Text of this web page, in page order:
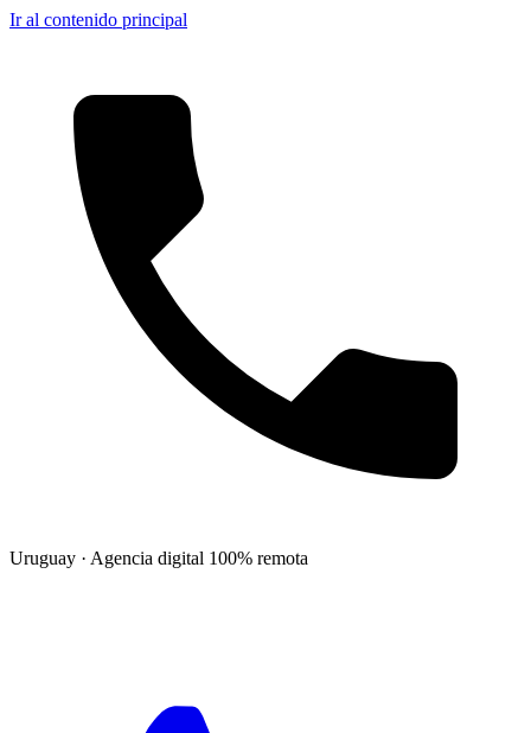
Ir al contenido principal
Uruguay · Agencia digital 100% remota